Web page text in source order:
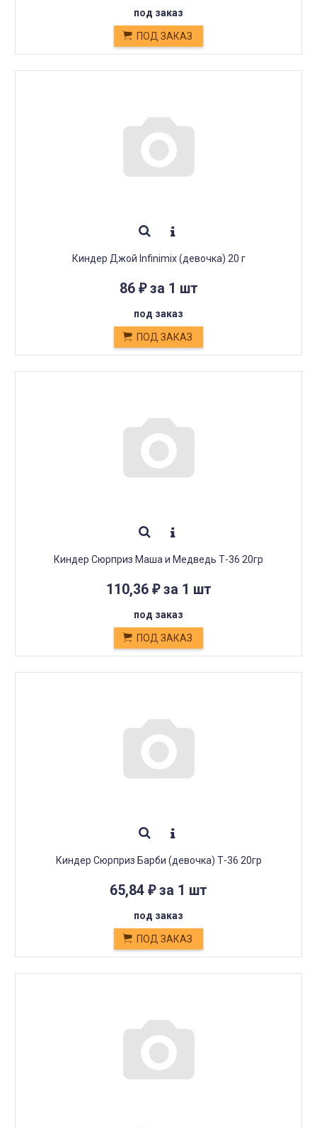
под заказ
ПОД ЗАКАЗ
Киндер Джой Infinimix (девочка) 20 г
86 ₽за 1 шт
под заказ
ПОД ЗАКАЗ
Киндер Сюрприз Маша и Медведь Т-36 20гр
110,36 ₽за 1 шт
под заказ
ПОД ЗАКАЗ
Киндер Сюрприз Барби (девочка) Т-36 20гр
65,84 ₽за 1 шт
под заказ
ПОД ЗАКАЗ